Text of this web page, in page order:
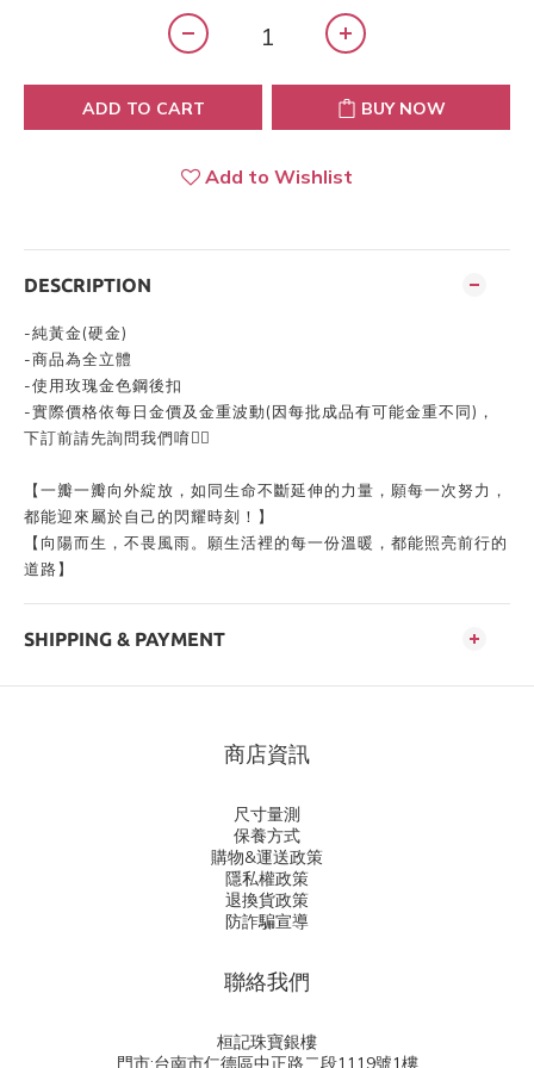
ADD TO CART BUY NOW
Add to Wishlist
DESCRIPTION
-純黃金(硬金)
-商品為全立體
-使用玫瑰金色鋼後扣
-實際價格依每日金價及金重波動(因每批成品有可能金重不同)，
下訂前請先詢問我們唷👍🏻
【一瓣一瓣向外綻放，如同生命不斷延伸的力量，願每一次努力，
都能迎來屬於自己的閃耀時刻！】
【向陽而生，不畏風雨。願生活裡的每一份溫暖，都能照亮前行的
道路】
SHIPPING & PAYMENT
商店資訊
尺寸量測
保養方式
購物&運送政策
隱私權政策
退換貨政策
防詐騙宣導
聯絡我們
桓記珠寶銀樓
門市:台南市仁德區中正路二段1119號1樓